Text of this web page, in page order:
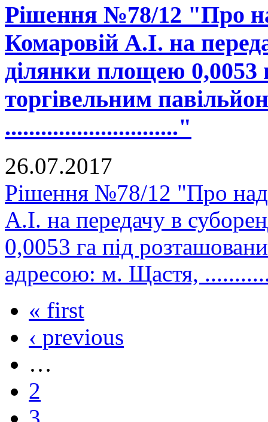
Рішення №78/12 "Про
Комаровій А.І. на
ділянки площею 0,0053
торгівельним
............................."
26.07.2017
Рішення №78/12 "Про
А.І. на передачу в
0,0053 га під
адресою: м. Щастя,
« first
‹ previous
…
2